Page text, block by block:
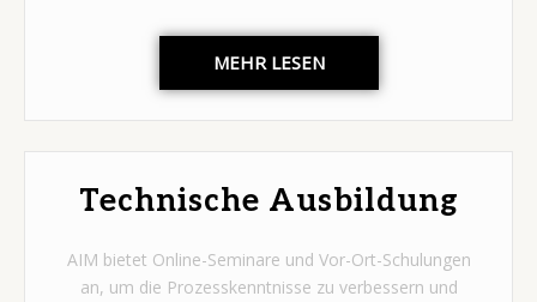
MEHR LESEN
Technische Ausbildung
AIM bietet Online-Seminare und Vor-Ort-Schulungen
an, um die Prozesskenntnisse zu verbessern und